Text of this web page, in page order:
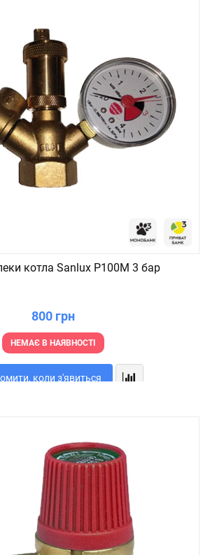
котла Sanlux P100M 3 бар
800 грн
НЕМАЄ В НАЯВНОСТІ
коли з'явиться